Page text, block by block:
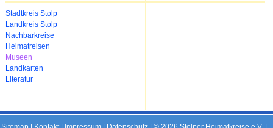
Navigation
überspringen
Stadtkreis Stolp
Landkreis Stolp
Nachbarkreise
Heimatreisen
Museen
Landkarten
Literatur